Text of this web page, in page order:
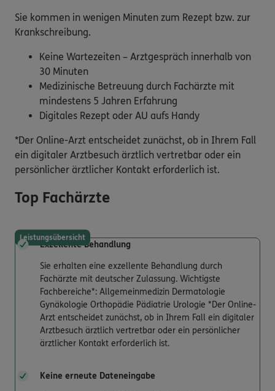
Sie kommen in wenigen Minuten zum Rezept bzw. zur
Krankschreibung.
Keine Wartezeiten – Arztgespräch innerhalb von
30 Minuten
Medizinische Betreuung durch Fachärzte mit
mindestens 5 Jahren Erfahrung
Digitales Rezept oder AU aufs Handy
*Der Online-Arzt entscheidet zunächst, ob in Ihrem Fall
ein digitaler Arztbesuch ärztlich vertretbar oder ein
persönlicher ärztlicher Kontakt erforderlich ist.
Top Fachärzte
Leistungsübersicht
Exzellente Behandlung
Sie erhalten eine exzellente Behandlung durch
Fachärzte mit deutscher Zulassung. Wichtigste
Fachbereiche*: Allgemeinmedizin Dermatologie
Gynäkologie Orthopädie Pädiatrie Urologie *Der Online-
Arzt entscheidet zunächst, ob in Ihrem Fall ein digitaler
Arztbesuch ärztlich vertretbar oder ein persönlicher
ärztlicher Kontakt erforderlich ist.
Keine erneute Dateneingabe